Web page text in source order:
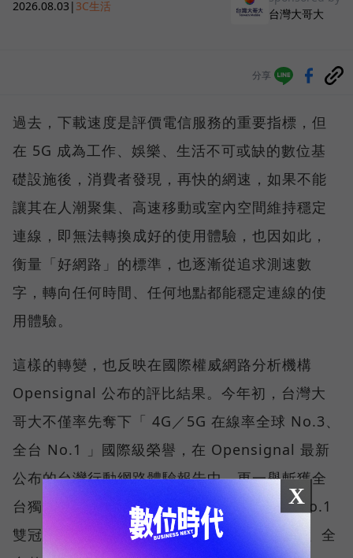
2026.08.03 | 3C生活
台灣大哥大
分享
過去，下載速度是評價電信服務的重要指標，但
在 5G 成為工作、娛樂、生活不可或缺的數位基
礎設施後，消費者發現，再快的網速，如果不能
讓其在人潮聚集、高速移動或室內空間維持穩定
連線，即無法轉換成好的使用體驗，也因如此，
衡量「好網路」的標準，也逐漸從追求測速數
字，轉向任何時間、任何地點都能穩定連線的使
用體驗。
這樣的轉變，也反映在國際權威網路分析機構
Opensignal 公布的評比結果。今年初，台灣大
哥大不僅率先奪下「 4G／5G 在線率全球 No.3、
全台 No.1 」國際級榮譽，在 Opensignal 最新
公布的台灣行動網路體驗報告中，更一舉斬獲全
台獨有的「可靠性體驗」與「品質一致性」No.1
雙冠王，同時，包辦全台整體影音體驗 No.1、全
X